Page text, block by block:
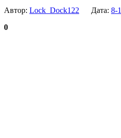
Автор: Lock_Dock122 Дата: 8-
0